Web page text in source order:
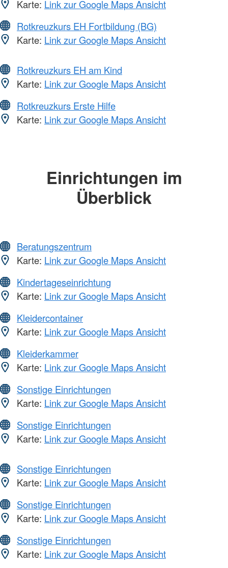
Karte: Link zur Google Maps Ansicht
Rotkreuzkurs EH Fortbildung (BG)
Karte: Link zur Google Maps Ansicht
Rotkreuzkurs EH am Kind
Karte: Link zur Google Maps Ansicht
Rotkreuzkurs Erste Hilfe
Karte: Link zur Google Maps Ansicht
Einrichtungen im
Überblick
Beratungszentrum
Karte: Link zur Google Maps Ansicht
Kindertageseinrichtung
Karte: Link zur Google Maps Ansicht
Kleidercontainer
Karte: Link zur Google Maps Ansicht
Kleiderkammer
Karte: Link zur Google Maps Ansicht
Sonstige Einrichtungen
Karte: Link zur Google Maps Ansicht
Sonstige Einrichtungen
Karte: Link zur Google Maps Ansicht
Sonstige Einrichtungen
Karte: Link zur Google Maps Ansicht
Sonstige Einrichtungen
Karte: Link zur Google Maps Ansicht
Sonstige Einrichtungen
Karte: Link zur Google Maps Ansicht